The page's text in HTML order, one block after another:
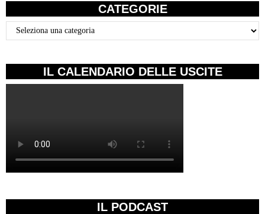
CATEGORIE
Categorie
IL CALENDARIO DELLE USCITE
IL PODCAST